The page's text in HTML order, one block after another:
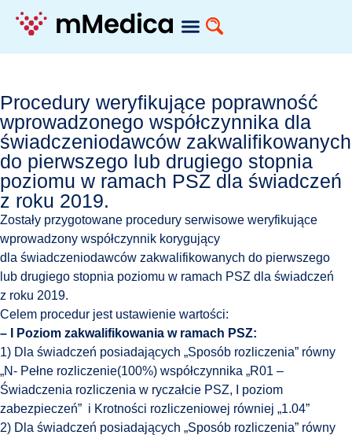
Procedury weryfikujące poprawność
wprowadzonego współczynnika dla
świadczeniodawców zakwalifikowanych
do pierwszego lub drugiego stopnia
poziomu w ramach PSZ dla świadczeń
z roku 2019.
Zostały przygotowane procedury serwisowe weryfikujące
wprowadzony współczynnik korygujący
dla świadczeniodawców zakwalifikowanych do pierwszego
lub drugiego stopnia poziomu w ramach PSZ dla świadczeń
z roku 2019.
Celem procedur jest ustawienie wartości:
– I Poziom zakwalifikowania w ramach PSZ:
1) Dla świadczeń posiadających „Sposób rozliczenia” równy
„N- Pełne rozliczenie(100%) współczynnika „R01 –
Świadczenia rozliczenia w ryczałcie PSZ, I poziom
zabezpieczeń” i Krotności rozliczeniowej równiej „1.04”
2) Dla świadczeń posiadających „Sposób rozliczenia” równy